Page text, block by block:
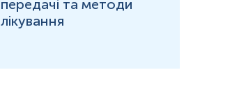
передачі та методи
лікування